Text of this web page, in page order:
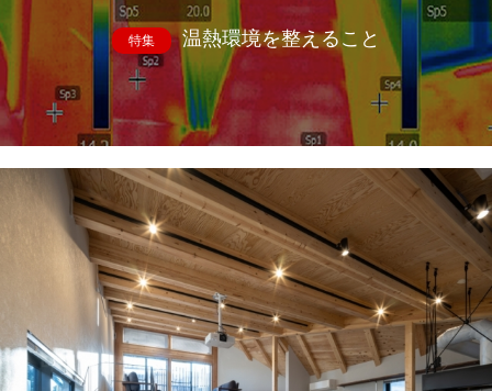
特集 温熱環境を整えること